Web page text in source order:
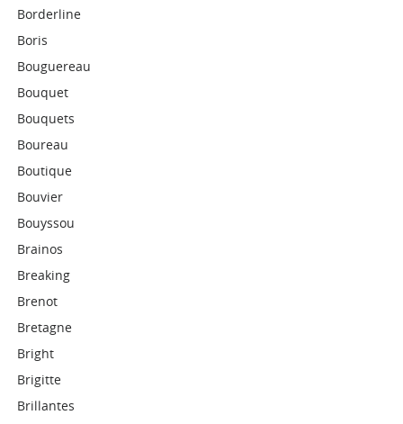
Borderline
Boris
Bouguereau
Bouquet
Bouquets
Boureau
Boutique
Bouvier
Bouyssou
Brainos
Breaking
Brenot
Bretagne
Bright
Brigitte
Brillantes